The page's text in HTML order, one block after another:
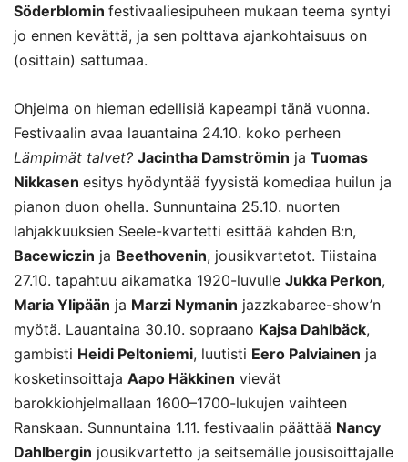
Söderblomin festivaaliesipuheen mukaan teema syntyi
jo ennen kevättä, ja sen polttava ajankohtaisuus on
(osittain) sattumaa.
Ohjelma on hieman edellisiä kapeampi tänä vuonna.
Festivaalin avaa lauantaina 24.10. koko perheen
Lämpimät talvet? Jacintha Damströmin ja Tuomas
Nikkasen esitys hyödyntää fyysistä komediaa huilun ja
pianon duon ohella. Sunnuntaina 25.10. nuorten
lahjakkuuksien Seele-kvartetti esittää kahden B:n,
Bacewiczin ja Beethovenin, jousikvartetot. Tiistaina
27.10. tapahtuu aikamatka 1920-luvulle Jukka Perkon,
Maria Ylipään ja Marzi Nymanin jazzkabaree-show’n
myötä. Lauantaina 30.10. sopraano Kajsa Dahlbäck,
gambisti Heidi Peltoniemi, luutisti Eero Palviainen ja
kosketinsoittaja Aapo Häkkinen vievät
barokkiohjelmallaan 1600–1700-lukujen vaihteen
Ranskaan. Sunnuntaina 1.11. festivaalin päättää Nancy
Dahlbergin jousikvartetto ja seitsemälle jousisoittajalle